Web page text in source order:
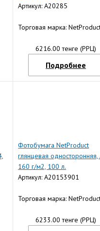
Артикул: A20285
Торговая марка:
6216.00 тенге (РРЦ)
Подробнее
Фотобумага NetProduct
глянцевая односторонняя,
160 г/м2, 100 л.
Артикул: A20153901
Торговая марка:
6233.00 тенге (РРЦ)